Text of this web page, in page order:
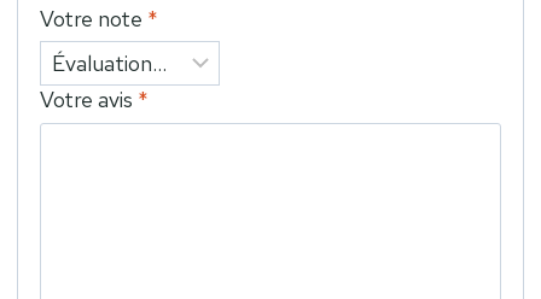
Votre note *
Votre avis *